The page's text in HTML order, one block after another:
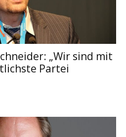
„Wir sind mit
Partei